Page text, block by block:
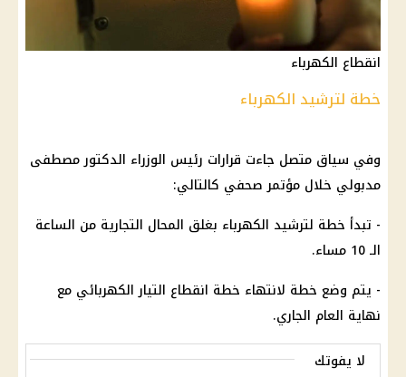
انقطاع الكهرباء
خطة لترشيد الكهرباء
وفي سياق متصل جاءت قرارات رئيس الوزراء الدكتور مصطفى
مدبولي خلال مؤتمر صحفي كالتالي:
- تبدأ خطة لترشيد الكهرباء بغلق المحال التجارية من الساعة
الـ 10 مساء.
- يتم وضع خطة لانتهاء خطة انقطاع التيار الكهربائي مع
نهاية العام الجاري.
لا يفوتك